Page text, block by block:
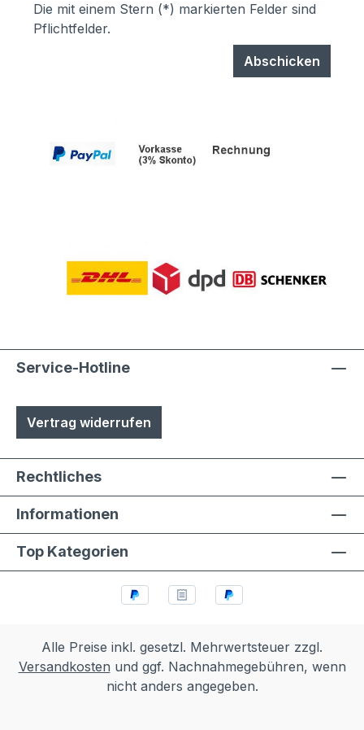
Die mit einem Stern (*) markierten Felder sind
Pflichtfelder.
Abschicken
Service-Hotline
Vertrag widerrufen
Rechtliches
Informationen
Top Kategorien
Alle Preise inkl. gesetzl. Mehrwertsteuer zzgl.
Versandkosten und ggf. Nachnahmegebühren, wenn
nicht anders angegeben.